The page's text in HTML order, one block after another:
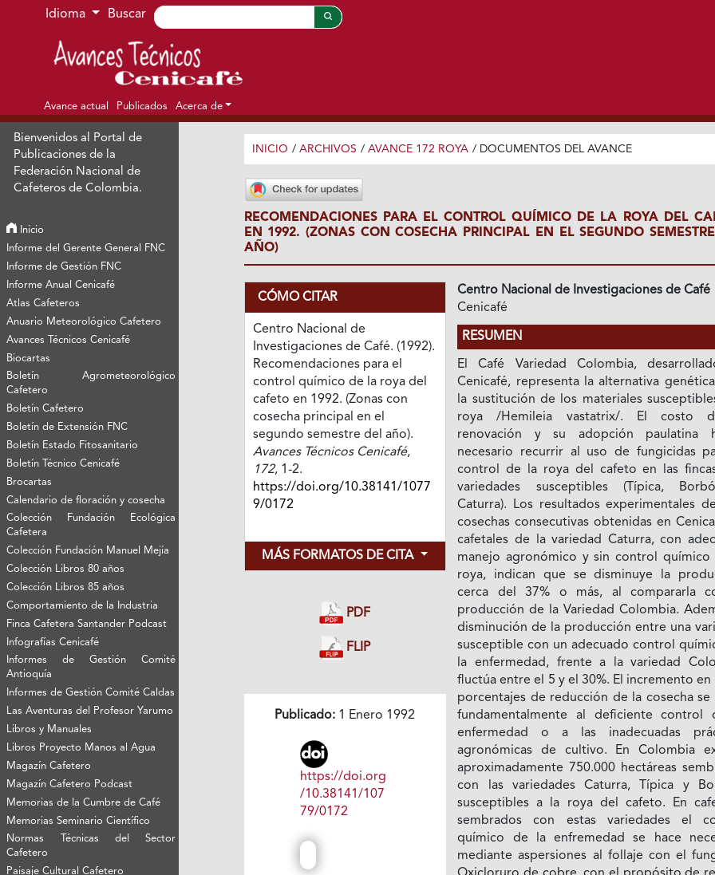
Ir al menú de navegación principal
Ir al contenido principal
Ir al pie de página del sitio
Idioma Buscar
Avance actual Publicados Acerca de
Bienvenidos al Portal de
Publicaciones de la
Federación Nacional de
Cafeteros de Colombia.
Inicio
Informe del Gerente General FNC
Informe de Gestión FNC
Informe Anual Cenicafé
Atlas Cafeteros
Anuario Meteorológico Cafetero
Avances Técnicos Cenicafé
Biocartas
Boletín Agrometeorológico
Cafetero
Boletín Cafetero
Boletín de Extensión FNC
Boletín Estado Fitosanitario
Boletín Técnico Cenicafé
Brocartas
Calendario de floración y cosecha
Colección Fundación Ecológica
Cafetera
Colección Fundación Manuel Mejía
Colección Libros 80 años
Colección Libros 85 años
Comportamiento de la Industria
Finca Cafetera Santander Podcast
Infografías Cenicafé
Informes de Gestión Comité
Antioquía
Informes de Gestión Comité Caldas
Las Aventuras del Profesor Yarumo
Libros y Manuales
Libros Proyecto Manos al Agua
Magazín Cafetero
Magazín Cafetero Podcast
Memorias de la Cumbre de Café
Memorias Seminario Científico
Normas Técnicas del Sector
Cafetero
Paisaje Cultural Cafetero
INICIO / ARCHIVOS / AVANCE 172 ROYA / DOCUMENTOS DEL AVANCE
RECOMENDACIONES PARA EL CONTROL QUÍMICO DE LA ROYA DEL
EN 1992. (ZONAS CON COSECHA PRINCIPAL EN EL SEGUNDO
AÑO)
CÓMO CITAR
Centro Nacional de
Investigaciones de Café. (1992).
Recomendaciones para el
control químico de la roya del
cafeto en 1992. (Zonas con
cosecha principal en el
segundo semestre del año).
Avances Técnicos Cenicafé,
172, 1-2.
https://doi.org/10.38141/1077
9/0172
MÁS FORMATOS DE CITA
PDF
FLIP
Publicado: 1 Enero 1992
https://doi.org
/10.38141/107
79/0172
Centro Nacional de Investigaciones de Café
Cenicafé
RESUMEN
El Café Variedad Colombia,
Cenicafé, representa la alternativa
la sustitución de los materiales
roya /Hemileia vastatrix/. El costo
renovación y su adopción paulatina
necesario recurrir al uso de fungicidas
control de la roya del cafeto en las
variedades susceptibles (Típica,
Caturra). Los resultados experimentales
cosechas consecutivas obtenidas en
cafetales de la variedad Caturra, con
manejo agronómico y sin control químico
roya, indican que se disminuye la
cerca del 37% o más, al compararla
producción de la Variedad Colombia.
disminución de la producción entre una
susceptible con un adecuado control
la enfermedad, frente a la variedad
fluctúa entre el 5 y el 30%. El incremento en
porcentajes de reducción de la cosecha se
fundamentalmente al deficiente control
enfermedad o a las inadecuadas
agronómicas de cultivo. En Colombia
aproximadamente 750.000 hectáreas
con las variedades Caturra, Típica y
susceptibles a la roya del cafeto. En
sembrados con estas variedades el
químico de la enfremedad se hace
mediante aspersiones al follaje con el